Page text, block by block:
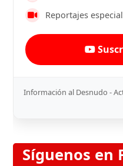
Reportajes
Información al Desnudo -
Síguenos en